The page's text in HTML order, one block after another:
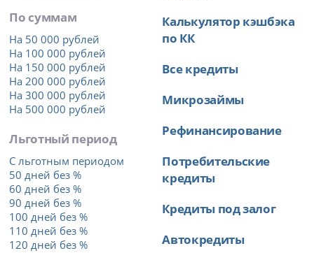
По суммам
На 50 000 рублей
На 100 000 рублей
На 150 000 рублей
На 200 000 рублей
На 300 000 рублей
На 500 000 рублей
Льготный период
С льготным периодом
50 дней без %
60 дней без %
90 дней без %
100 дней без %
110 дней без %
120 дней без %
Калькулятор кэшбэка
по КК
Все кредиты
Микрозаймы
Рефинансирование
Потребительские
кредиты
Кредиты под залог
Автокредиты